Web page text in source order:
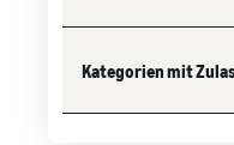
Kategorien mit